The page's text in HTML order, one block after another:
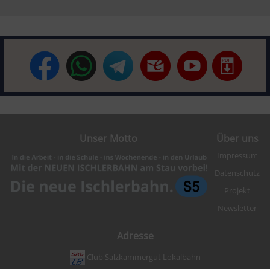
Unser Motto Über uns
Impressum
Datenschutz
Projekt
Newsletter
Adresse
Club Salzkammergut Lokalbahn